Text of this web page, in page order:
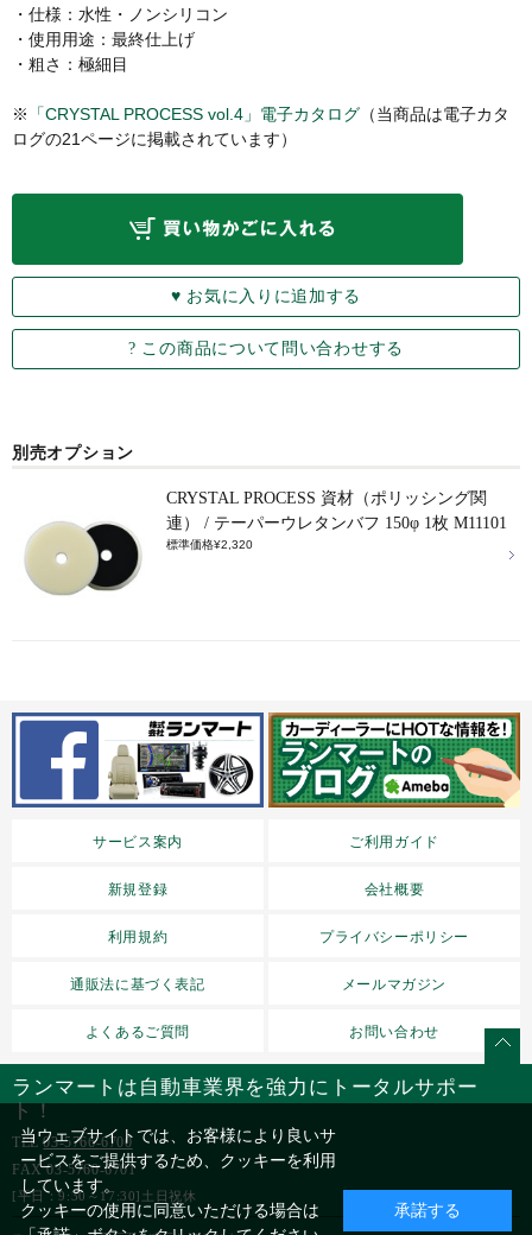
・仕様：水性・ノンシリコン
・使用用途：最終仕上げ
・粗さ：極細目
※ 「CRYSTAL PROCESS vol.4」電子カタログ （当商品は電子カタ
ログの21ページに掲載されています）
別売オプション
CRYSTAL PROCESS 資材（ポリッシング関
連） / テーパーウレタンバフ 150φ 1枚 M11101
標準価格¥2,320
サービス案内 ご利用ガイド
新規登録 会社概要
利用規約 プライバシーポリシー
通販法に基づく表記 メールマガジン
よくあるご質問 お問い合わせ
ランマートは自動車業界を強力にトータルサポー
ト！
TEL03-5766-6700
FAX 03-5760-6701
[平日：9:30～17:30]土日祝休
当ウェブサイトでは、お客様により良いサ
ービスをご提供するため、クッキーを利用
しています。
クッキーの使用に同意いただける場合は
承諾する